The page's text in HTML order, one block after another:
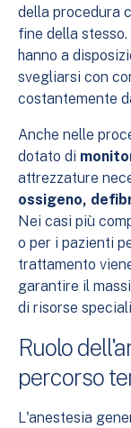
della procedura
fine della
hanno a
svegliarsi con
costantemente
Anche nelle
dotato di
attrezzature
ossigeno,
Nei casi più
o per i pazienti
trattamento
garantire il
di risorse
Ruolo
percorso
L'anestesia